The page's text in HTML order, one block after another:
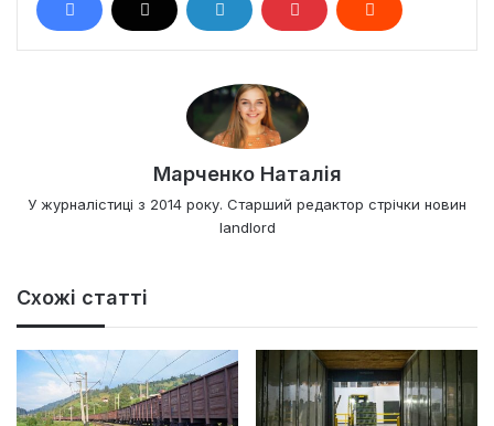
Марченко Наталія
У журналістиці з 2014 року. Старший редактор стрічки новин
landlord
Схожі статті